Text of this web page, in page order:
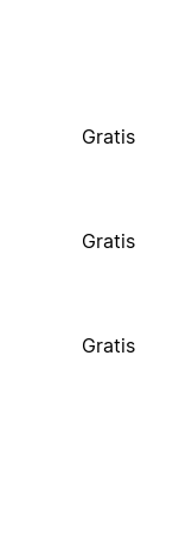
Gratis
Gratis
Gratis